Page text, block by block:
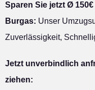
Sparen Sie jetzt Ø
Burgas: Unser
Zuverlässigkeit,
Jetzt unverbindlich
ziehen: